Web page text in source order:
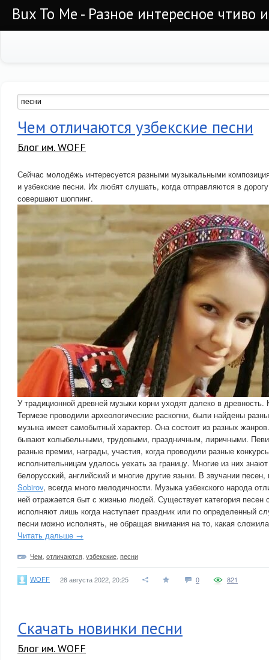
Bux To Me - Разное интересное чтиво
Чем отличаются узбекские песни
Блог им. WOFF
Сейчас молодёжь интересуется разными музыкальными
и узбекские песни. Их любят слушать, когда отправляются в
совершают шоппинг.
У традиционной древней музыки корни уходят далеко в древность.
Термезе проводили археологические раскопки, были найдены
музыка имеет самобытный характер. Она состоит из разных
бывают колыбельными, трудовыми, праздничным, лиричными.
разные премии, награды, участия, когда проводили разные
исполнительницам удалось уехать за границу. Многие из них
белорусский, английский и многие другие языки. В звучании
Sobirov, всегда много мелодичности. Музыка узбекского народа
ней отражается быт с жизнью людей. Существует категория песен
исполняют лишь когда наступает праздник или по определенный
песни можно исполнять, не обращая внимания на то, какая
Читать дальше →
Чем отличаются узбекские песни
WOFF 28 августа 2022, 20:25 0 821
Скачать новинки песни
Блог им. WOFF